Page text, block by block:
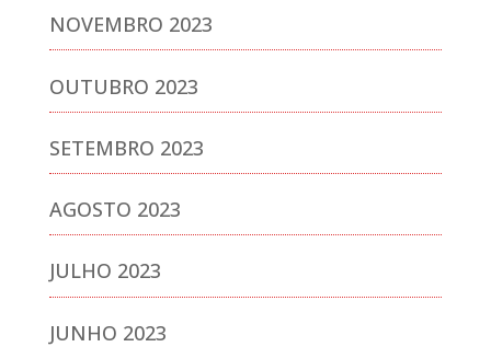
NOVEMBRO 2023
OUTUBRO 2023
SETEMBRO 2023
AGOSTO 2023
JULHO 2023
JUNHO 2023